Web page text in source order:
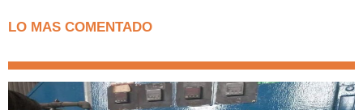
LO MAS COMENTADO